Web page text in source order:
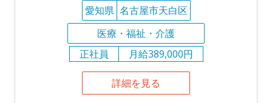
愛知県 名古屋市天白区
医療・福祉・介護
正社員
月給389,000円
詳細を見る